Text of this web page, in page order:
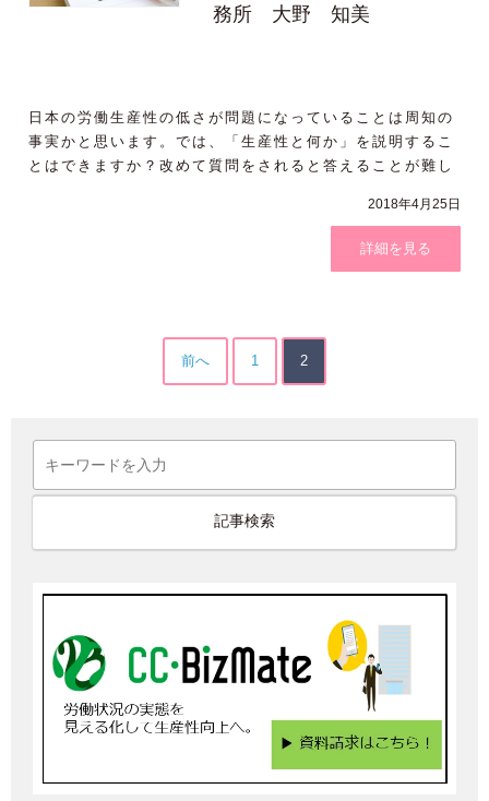
務所 大野 知美
日本の労働生産性の低さが問題になっていることは周知の
事実かと思います。では、「生産性と何か」を説明するこ
とはできますか？改めて質問をされると答えることが難し
2018年4月25日
詳細を見る
前へ 1 2
記事検索